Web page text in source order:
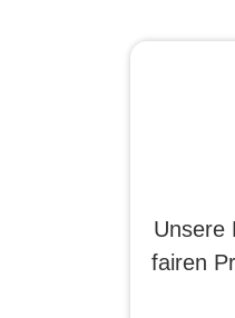
Unsere
fairen